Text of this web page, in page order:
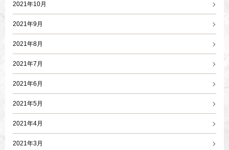
2021年10月
2021年9月
2021年8月
2021年7月
2021年6月
2021年5月
2021年4月
2021年3月